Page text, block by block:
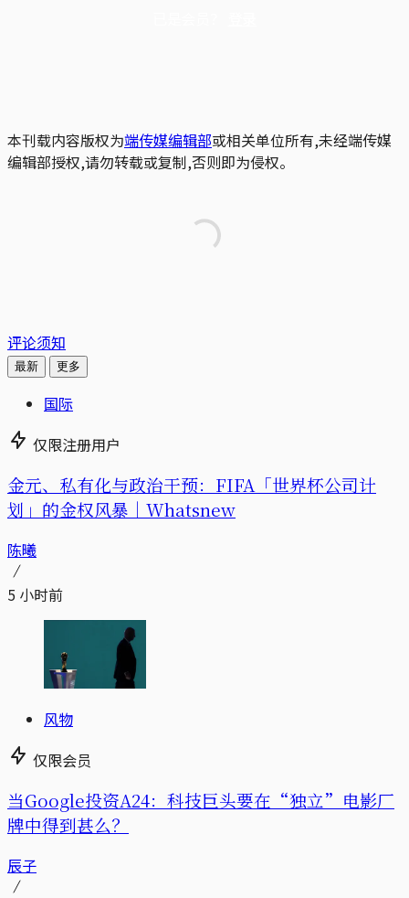
本刊载内容版权为端传媒编辑部或相关单位所有,未经端传媒
编辑部授权,请勿转载或复制,否则即为侵权。
评论须知
最新 更多
国际
仅限注册用户
金元、私有化与政治干预：FIFA「世界杯公司计
划」的金权风暴｜Whatsnew
陈曦
5 小时前
风物
仅限会员
当Google投资A24：科技巨头要在“独立”电影厂
牌中得到甚么？
辰子